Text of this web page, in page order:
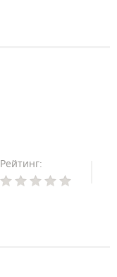
Рейтинг: